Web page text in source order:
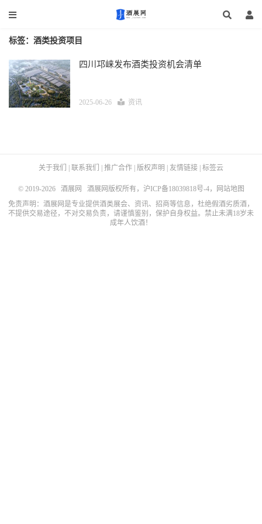
标签：酒类投资项目
四川邛崃发布酒类投资机会清单
2025-06-26 资讯
关于我们 联系我们 推广合作 版权声明 友情链接 标签云
© 2019-2026 酒展网 酒展网版权所有， 沪ICP备18039818号-4，
网站地图
免责声明：酒展网是专业提供酒类展会、资讯、招商等信息，杜绝假酒劣质酒，
不提供交易途径，不对交易负责，请谨慎鉴别，保护自身权益。禁止未满18岁未
成年人饮酒！